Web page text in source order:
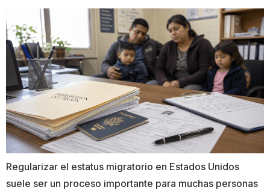
Regularizar el estatus migratorio en Estados Unidos
suele ser un proceso importante para muchas personas